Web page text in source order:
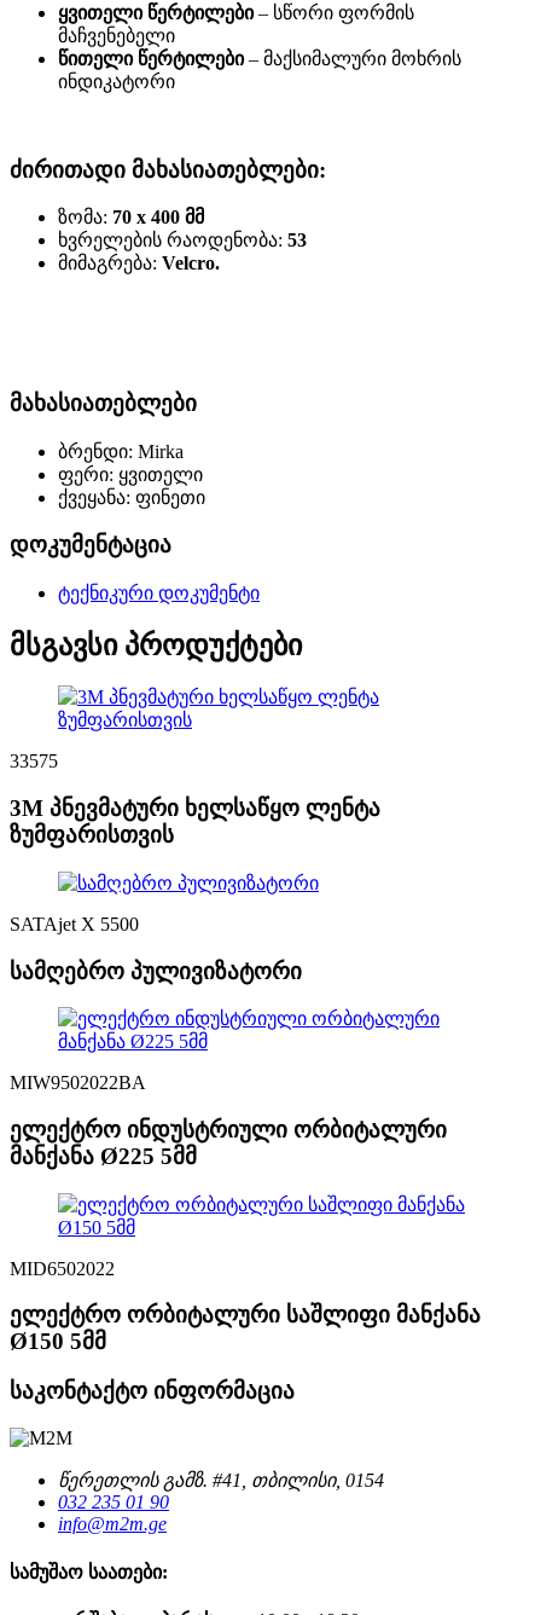
ყვითელი წერტილები– სწორი ფორმის
მაჩვენებელი
წითელი წერტილები– მაქსიმალური მოხრის
ინდიკატორი
ძირითადი მახასიათებლები:
ზომა: 70 x 400 მმ
ხვრელების რაოდენობა: 53
მიმაგრება: Velcro.
მახასიათებლები
ბრენდი: Mirka
ფერი: ყვითელი
ქვეყანა: ფინეთი
დოკუმენტაცია
ტექნიკური დოკუმენტი
მსგავსი პროდუქტები
33575
3M პნევმატური ხელსაწყო ლენტა
ზუმფარისთვის
SATAjet X 5500
სამღებრო პულივიზატორი
MIW9502022BA
ელექტრო ინდუსტრიული ორბიტალური
მანქანა Ø225 5მმ
MID6502022
ელექტრო ორბიტალური საშლიფი მანქანა
Ø150 5მმ
საკონტაქტო ინფორმაცია
წერეთლის გამზ. #41, თბილისი, 0154
032 235 01 90
info@m2m.ge
სამუშაო საათები: